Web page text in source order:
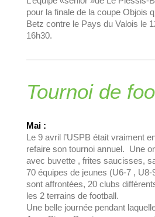
pour la finale de la coupe Objois
Betz contre le Pays du Valois le
16h30.
Tournoi de
Mai :
Le 9 avril l’USPB était vraiment
refaire son tournoi annuel. Une
avec buvette , frites saucisses,
70 équipes de jeunes (U6-7 , U8-
sont affrontées, 20 clubs
les 2 terrains de football.
Une belle journée pendant